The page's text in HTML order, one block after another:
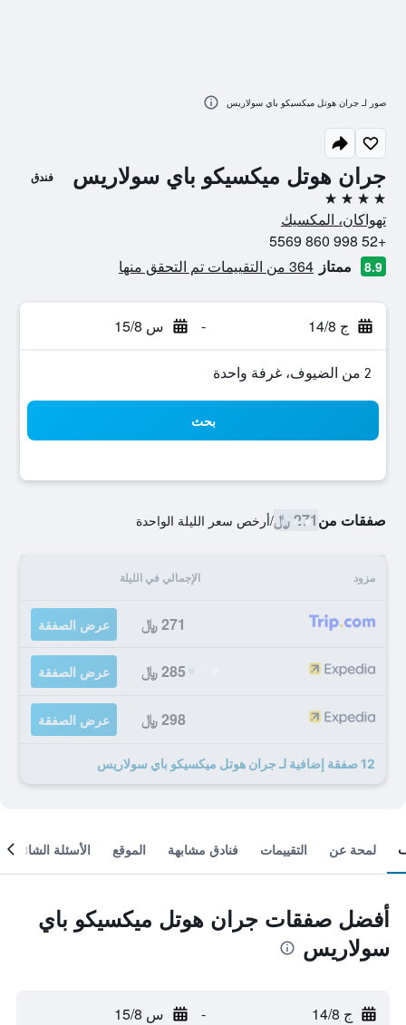
جران هوتل ميكسيكو باي سولاريس فندق
4 نجوم
تهواكان، المكسيك
+52 998 860 5569
8.9 ممتاز 364 من التقييمات تم التحقق منها
ج 14/8 - س 15/8
2 من الضيوف، غرفة واحدة
بحث
صفقات من271 ﷼ /أرخص سعر الليلة الواحدة
مزود الإجمالي في الليلة
271 ﷼ عرض الصفقة
285 ﷼ عرض الصفقة
298 ﷼ عرض الصفقة
12 صفقة إضافية لـ جران هوتل ميكسيكو باي سولاريس
صور لـ جران هوتل ميكسيكو باي سولاريس
لمحة عن التقييمات فنادق مشابهة الموقع الأسئلة الشائعة
أفضل صفقات جران هوتل ميكسيكو باي
سولاريس
ج 14/8 - س 15/8